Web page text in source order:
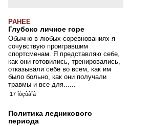
РАНЕЕ
Глубоко личное горе
Обычно в любых соревнованиях я
сочувствую проигравшим
спортсменам. Я представляю себе,
как они готовились, тренировались,
отказывали себе во всем, как им
было больно, как они получали
травмы и все для......
17 îòçûâîâ
Политика ледникового
периода